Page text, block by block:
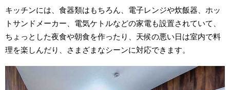
キッチンには、食器類はもちろん、電子レンジや炊飯器、ホッ
トサンドメーカー、電気ケトルなどの家電も設置されていて、
ちょっとした夜食や朝食を作ったり、天候の悪い日は室内で料
理を楽しんだり、さまざまなシーンに対応できます。